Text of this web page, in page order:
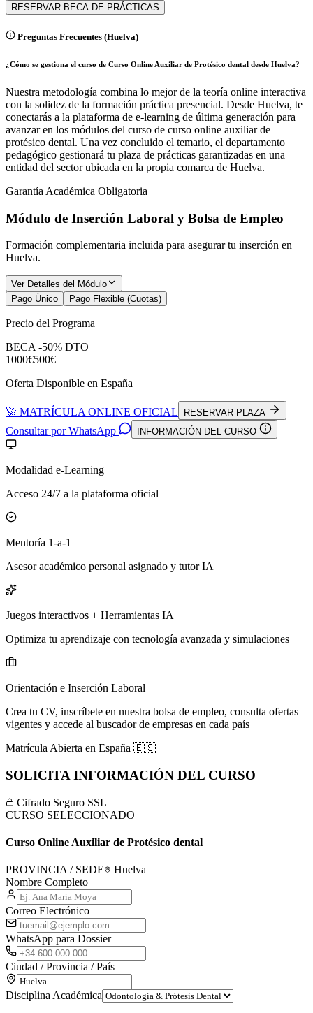
RESERVAR BECA DE PRÁCTICAS
Preguntas Frecuentes (Huelva)
¿Cómo se gestiona el curso de Curso Online Auxiliar de Protésico dental desde Huelva?
Nuestra metodología combina lo mejor de la teoría online interactiva
con la solidez de la formación práctica presencial. Desde Huelva, te
conectarás a la plataforma de e-learning de última generación para
avanzar en los módulos del curso de curso online auxiliar de
protésico dental. Una vez concluido el temario, el departamento
pedagógico gestionará tu plaza de prácticas garantizadas en una
entidad del sector ubicada en la propia comarca de Huelva.
Garantía Académica Obligatoria
Módulo de Inserción Laboral y Bolsa de Empleo
Formación complementaria incluida para asegurar tu inserción en
Huelva.
Ver Detalles del Módulo
Pago Único
Pago Flexible (Cuotas)
Precio del Programa
BECA -50% DTO
1000€500€
Oferta Disponible en España
🚀 MATRÍCULA ONLINE OFICIAL RESERVAR PLAZA
Consultar por WhatsApp INFORMACIÓN DEL CURSO
Modalidad e-Learning
Acceso 24/7 a la plataforma oficial
Mentoría 1-a-1
Asesor académico personal asignado y tutor IA
Juegos interactivos + Herramientas IA
Optimiza tu aprendizaje con tecnología avanzada y simulaciones
Orientación e Inserción Laboral
Crea tu CV, inscríbete en nuestra bolsa de empleo, consulta ofertas
vigentes y accede al buscador de empresas en cada país
Matrícula Abierta en España 🇪🇸
SOLICITA INFORMACIÓN DEL CURSO
Cifrado Seguro SSL
CURSO SELECCIONADO
Curso Online Auxiliar de Protésico dental
PROVINCIA / SEDE
Huelva
Nombre Completo
Correo Electrónico
WhatsApp para Dossier
Ciudad / Provincia / País
Disciplina Académica